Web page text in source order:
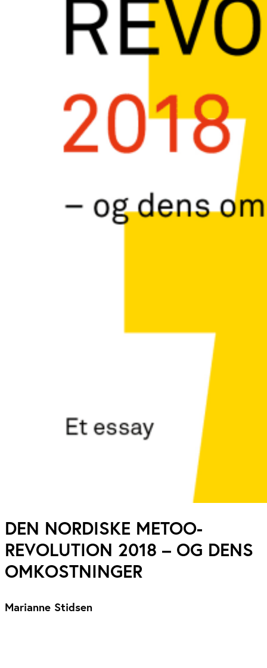
DEN NORDISKE METOO-
REVOLUTION 2018 – OG DENS
OMKOSTNINGER
Marianne Stidsen